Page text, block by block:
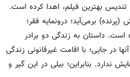
تندیس بهترین فیلم، اهدا کرده است.
برمی‌آید؛ درونمایه فقر؛
است. داستان به زندگی دو برادر
در جایی؛ با اقامت غیرقانونی زندگی
ندارد. بنابراین؛ بیلی در این گیر و